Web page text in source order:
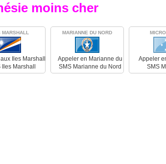
moins cher
MARSHALL
Iles Marshall
Iles Marshall
MARIANNE DU NORD
Appeler en Marianne du
Nord
SMS Marianne du Nord
Appeler
SMS